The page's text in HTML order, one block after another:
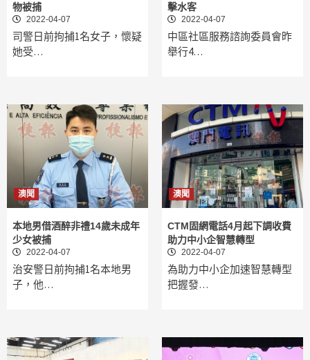
物被捕
2022-04-07
司警日前拘捕1名女子，懷疑
她受…
擊水客
2022-04-07
中區社區服務諮詢委員會昨
舉行4…
澳聞
本地男借酒醉非禮14歲未成年
少女被捕
2022-04-07
治安警日前拘捕1名本地男
子，他…
澳聞
CTM固網電話4月起下調收費
助力中小企智慧轉型
2022-04-07
為助力中小企加速智慧轉型
把握發…